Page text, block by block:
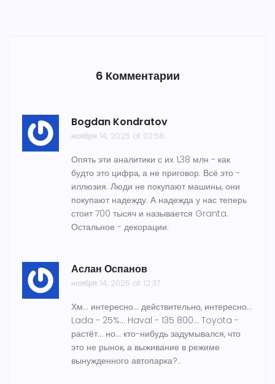
6 Комментарии
Bogdan Kondratov
ноября 14, 2025 at 02:58
Опять эти аналитики с их 1,38 млн - как
будто это цифра, а не приговор. Всё это -
иллюзия. Люди не покупают машины, они
покупают надежду. А надежда у нас теперь
стоит 700 тысяч и называется Granta.
Остальное - декорации.
Аслан Оспанов
ноября 14, 2025 at 12:37
Хм... интересно... действительно, интересно...
Lada - 25%... Haval - 135 800... Toyota -
растёт... но... кто-нибудь задумывался, что
это не рынок, а выживание в режиме
вынужденного автопарка?..